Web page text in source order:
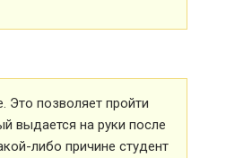
Это позволяет пройти
выдается на руки после
либо причине студент